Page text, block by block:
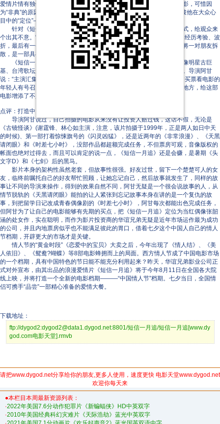
爱情片情有独钟。阿甘之前曾经拍摄过一部名为《非常浪漫》的爱情电影，可惜因
为“非典”的原因而没能公映。这次拍摄《短信一月追》，阿甘就是想打破他在大众心
目中的“定位”———他同样可以把爱情片拍得很出色。
针对《短信一月追》这个题材，导演阿甘决定突破一般爱情片的模式，给观众来
个出其不意。“一般爱情片的规律是：主人公一男一女，从相识、相爱到经历考验、波
折，最后有一个结局。我们这个恋爱故事有意思的是：一开始就是如何将一对朋友拆
散，是一部具有幽默感的爱情电影。”阿甘这样诠释他的拍摄理念。
《短信一月追》的年轻和时尚化还体现在演员阵容上———香港偶像明星古巨
基、台湾歌坛新天后张韶涵、内地偶像明星任泉分别出演剧中主要角色。导演阿甘
说：“主演汇集了两岸三地的当红明星，对观众来说有新鲜感，尤其是对买票看电影的
年轻人有号召力。而他们几个各自有不同的特点，每个人都有吸引人的地方，给这部
电影增添了不少光彩。”
点评：打造中国情人节档期
导演阿甘说过，自己拍摄的电影从来没有让投资人赔过钱，这话不假，无论是
《古镜怪谈》(谢霆锋、林心如主演，注意，该片拍摄于1999年，正是两人如日中天
的时候)、第一部打着惊悚旗号的《闪灵凶猛》，还是近两年的《非常浪漫》、《天黑
请闭眼》和《时差七小时》，没部作品都超额完成任务，不但票房可观，音像版权的
帐面也绝对过得去，而且可以肯定的说一点，《短信一月追》还是会赚，是暑期《头
文字D》和《七剑》后的黑马。
影片本身的架构性虽然老套，但故事性很强。好友过世，留下一个楚楚可人的女
友，临终前嘱托自己的好友帮忙照顾，让她忘记自己，然后故事就发生了，同样的故
事让不同的导演来操作，得到的效果自然不同，阿甘无疑是一个很会说故事的人，从
情节脱轨的《天黑请闭眼》能拍的让人紧张到忘记故事本身在讲的是一个复仇的故
事，到把留学日记改成青春偶像剧的《时差七小时》，阿甘每次都能出色完成任务，
但阿甘为了让自己的电影能够有先期的买点，把《短信一月追》定位为当红偶像张韶
涵的处女作，实在聪明，而作为影片投资商的华谊兄弟无疑是近年市场运作最为成功
的公司，并且内地票房似乎也不能满足彼此的胃口，借着七夕这个中国人自己的情人
节档期，开辟更大的市场才是关键。
情人节的“黄金时段”《恋爱中的宝贝》大卖之后，今年出现了《情人结》、《美
人依旧》、《鸳鸯?蝴蝶》等8部电影蜂拥而上的局面。西方情人节成了中国电影市场
的一个档期，具有中国特色的节日能不能充分利用起来？昨天，华谊兄弟影业公司正
式对外宣布，由其出品的浪漫爱情片《短信一月追》将于今年8月11日在全国各大院
线上映，并将打造一个全新的电影档期———“中国情人节”档期。七夕当日，全国情
侣可携手“品尝”一部精心准备的爱情大餐。
下载地址：
ftp://dygod2:dygod2@data1.dygod.net:8801/短信一月追/短信一月追[www.dy
god.com电影天堂].rmvb
请把www.dygod.net分享给你的朋友,更多人使用，速度更快 电影天堂www.dygod.net
欢迎你每天来
●本栏目本周最新资源列表：
·2022年美国7.6分动作犯罪片《新蝙蝠侠》HD中英双字
·2010年美国经典科幻灾难片《天际浩劫》蓝光中英双字